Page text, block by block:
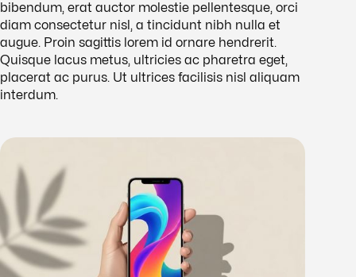
bibendum, erat auctor molestie pellentesque, orci
diam consectetur nisl, a tincidunt nibh nulla et
augue. Proin sagittis lorem id ornare hendrerit.
Quisque lacus metus, ultricies ac pharetra eget,
placerat ac purus. Ut ultrices facilisis nisl aliquam
interdum.